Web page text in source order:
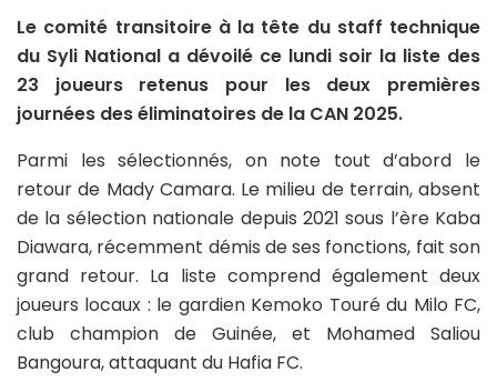
Le comité transitoire à la tête du staff technique
du Syli National a dévoilé ce lundi soir la liste des
23 joueurs retenus pour les deux premières
journées des éliminatoires de la CAN 2025.
Parmi les sélectionnés, on note tout d’abord le
retour de Mady Camara. Le milieu de terrain, absent
de la sélection nationale depuis 2021 sous l’ère Kaba
Diawara, récemment démis de ses fonctions, fait son
grand retour. La liste comprend également deux
joueurs locaux : le gardien Kemoko Touré du Milo FC,
club champion de Guinée, et Mohamed Saliou
Bangoura, attaquant du Hafia FC.